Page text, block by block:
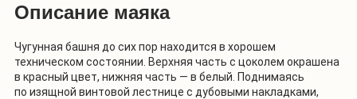
Описание маяка
Чугунная башня до сих пор находится в хорошем
техническом состоянии. Верхняя часть с цоколем окрашена
в красный цвет, нижняя часть — в белый. Поднимаясь
по изящной винтовой лестнице с дубовыми накладками,